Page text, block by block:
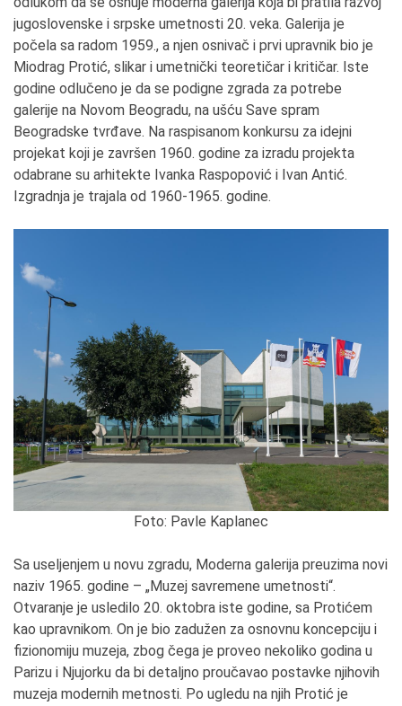
jugoslovenske i srpske umetnosti 20. veka. Galerija je
počela sa radom 1959., a njen osnivač i prvi upravnik bio je
Miodrag Protić, slikar i umetnički teoretičar i kritičar. Iste
godine odlučeno je da se podigne zgrada za potrebe
galerije na Novom Beogradu, na ušću Save spram
Beogradske tvrđave. Na raspisanom konkursu za idejni
projekat koji je završen 1960. godine za izradu projekta
odabrane su arhitekte Ivanka Raspopović i Ivan Antić.
Izgradnja je trajala od 1960-1965. godine.
Foto: Pavle Kaplanec
Sa useljenjem u novu zgradu, Moderna galerija preuzima novi
naziv 1965. godine – „Muzej savremene umetnosti“.
Otvaranje je usledilo 20. oktobra iste godine, sa Protićem
kao upravnikom. On je bio zadužen za osnovnu koncepciju i
fizionomiju muzeja, zbog čega je proveo nekoliko godina u
Parizu i Njujorku da bi detaljno proučavao postavke njihovih
muzeja modernih metnosti. Po ugledu na njih Protić je